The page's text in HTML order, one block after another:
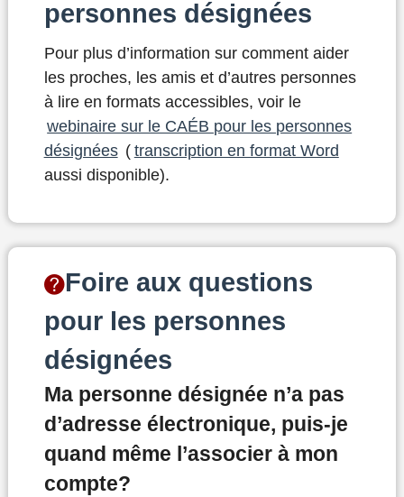
personnes désignées
Pour plus d’information sur comment aider
les proches, les amis et d’autres personnes
à lire en formats accessibles​, voir le
webinaire sur le CAÉB pour les personnes
désignées ( transcription en format Word
aussi disponible).
Foire aux questions
pour les personnes
désignées
Ma personne désignée n’a pas
d’adresse électronique, puis-je
quand même l’associer à mon
compte?